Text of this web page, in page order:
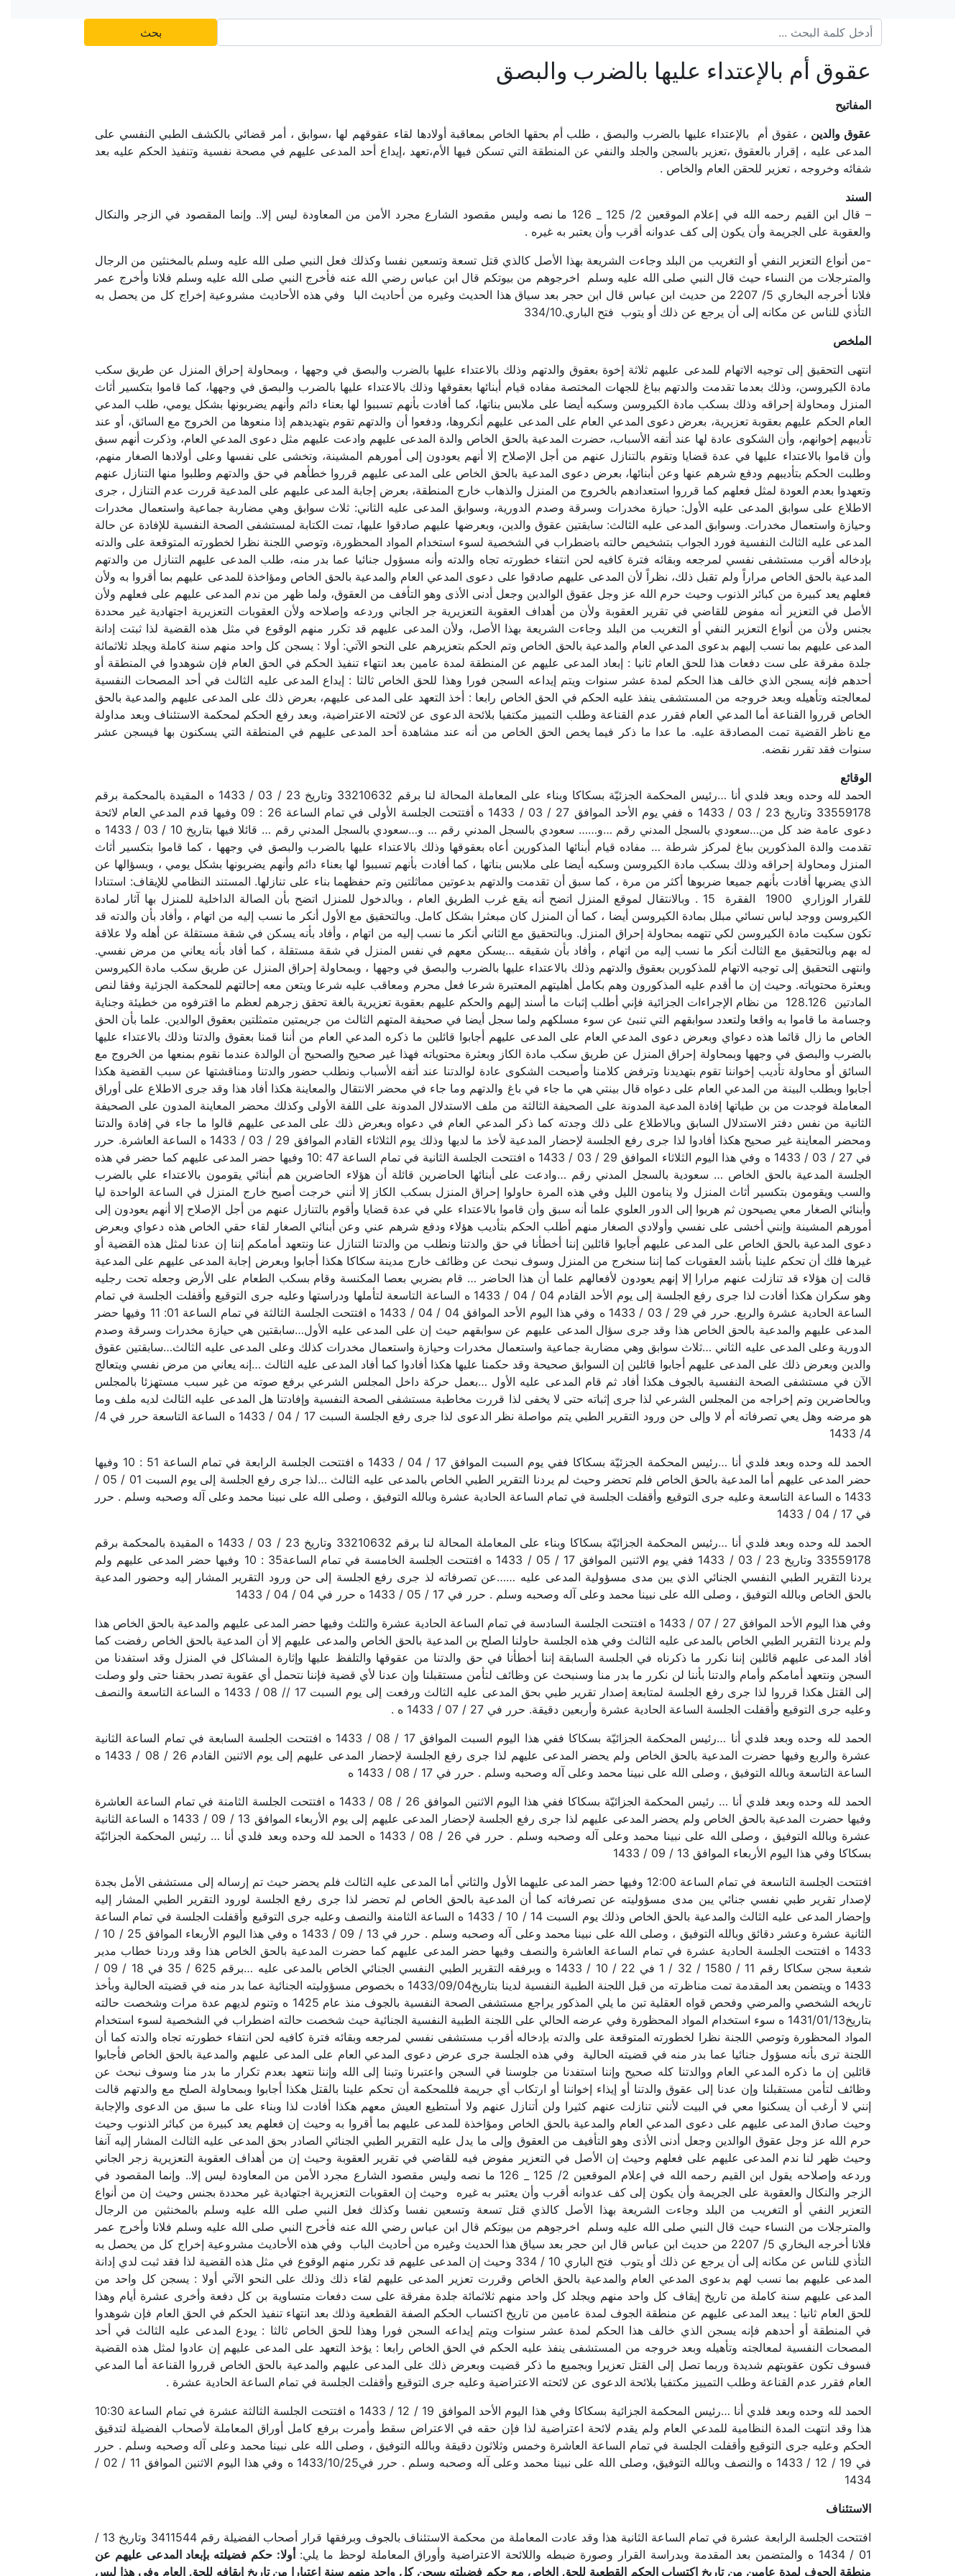
بحث
عقوق أم بالإعتداء عليها بالضرب والبصق
المفاتيح
عقوق والدين ، عقوق أم بالإعتداء عليها بالضرب والبصق ، طلب أم بحقها الخاص بمعاقبة أولادها لقاء عقوقهم لها ،سوابق ، أمر قضائي بالكشف الطبي النفسي على
المدعى عليه ، إقرار بالعقوق ،تعزير بالسجن والجلد والنفي عن المنطقة التي تسكن فيها الأم،تعهد ،إيداع أحد المدعى عليهم في مصحة نفسية وتنفيذ الحكم عليه بعد
شفائه وخروجه ، تعزير للحقن العام والخاص .
السند
– قال ابن القيم رحمه الله في إعلام الموقعين 2/ 125 _ 126 ما نصه وليس مقصود الشارع مجرد الأمن من المعاودة ليس إلا.. وإنما المقصود في الزجر والنكال
والعقوبة على الجريمة وأن يكون إلى كف عدوانه أقرب وأن يعتبر به غيره .
-من أنواع التعزير النفي أو التغريب من البلد وجاءت الشريعة بهذا الأصل كالذي قتل تسعة وتسعين نفسا وكذلك فعل النبي صلى الله عليه وسلم بالمخنثين من الرجال
والمترجلات من النساء حيث قال النبي صلى الله عليه وسلم اخرجوهم من بيوتكم قال ابن عباس رضي الله عنه فأخرج النبي صلى الله عليه وسلم فلانا وأخرج عمر
فلانا أخرجه البخاري 5/ 2207 من حديث ابن عباس قال ابن حجر بعد سياق هذا الحديث وغيره من أحاديث البا وفي هذه الأحاديث مشروعية إخراج كل من يحصل به
التأذي للناس عن مكانه إلى أن يرجع عن ذلك أو يتوب فتح الباري.334/10
الملخص
انتهى التحقيق إلى توجيه الاتهام للمدعى عليهم ثلاثة إخوة بعقوق والدتهم وذلك بالاعتداء عليها بالضرب والبصق في وجهها ، وبمحاولة إحراق المنزل عن طريق سكب
مادة الكيروسن، وذلك بعدما تقدمت والدتهم بباغ للجهات المختصة مفاده قيام أبنائها بعقوقها وذلك بالاعتداء عليها بالضرب والبصق في وجهها، كما قاموا بتكسير أثاث
المنزل ومحاولة إحراقه وذلك بسكب مادة الكيروسن وسكبه أيضا على ملابس بناتها، كما أفادت بأنهم تسببوا لها بعناء دائم وأنهم يضربونها بشكل يومي، طلب المدعي
العام الحكم عليهم بعقوبة تعزيرية، بعرض دعوى المدعي العام على المدعى عليهم أنكروها، ودفعوا أن والدتهم تقوم بتهديدهم إذا منعوها من الخروج مع السائق، أو عند
تأديبهم إخوانهم، وأن الشكوى عادة لها عند أتفه الأسباب، حضرت المدعية بالحق الخاص والدة المدعى عليهم وادعت عليهم مثل دعوى المدعي العام، وذكرت أنهم سبق
وأن قاموا بالاعتداء عليها في عدة قضايا وتقوم بالتنازل عنهم من أجل الإصلاح إلا أنهم يعودون إلى أمورهم المشينة، وتخشى على نفسها وعلى أولادها الصغار منهم،
وطلبت الحكم بتأديبهم ودفع شرهم عنها وعن أبنائها، بعرض دعوى المدعية بالحق الخاص على المدعى عليهم قرروا خطأهم في حق والدتهم وطلبوا منها التنازل عنهم
وتعهدوا بعدم العودة لمثل فعلهم كما قرروا استعدادهم بالخروج من المنزل والذهاب خارج المنطقة، بعرض إجابة المدعى عليهم على المدعية قررت عدم التنازل ، جرى
الاطلاع على سوابق المدعى عليه الأول: حيازة مخدرات وسرقة وصدم الدورية، وسوابق المدعى عليه الثاني: ثلاث سوابق وهي مضاربة جماعية واستعمال مخدرات
وحيازة واستعمال مخدرات. وسوابق المدعى عليه الثالث: سابقتين عقوق والدين، وبعرضها عليهم صادقوا عليها، تمت الكتابة لمستشفى الصحة النفسية للإفادة عن حالة
المدعى عليه الثالث النفسية فورد الجواب بتشخيص حالته باضطراب في الشخصية لسوء استخدام المواد المحظورة، وتوصي اللجنة نظرا لخطورته المتوقعة على والدته
بإدخاله أقرب مستشفى نفسي لمرجعه وبقائه فترة كافيه لحن انتفاء خطورته تجاه والدته وأنه مسؤول جنائيا عما بدر منه، طلب المدعى عليهم التنازل من والدتهم
المدعية بالحق الخاص مراراً ولم تقبل ذلك، نظراً لأن المدعى عليهم صادقوا على دعوى المدعي العام والمدعية بالحق الخاص ومؤاخذة للمدعى عليهم بما أقروا به ولأن
فعلهم يعد كبيرة من كبائر الذنوب وحيث حرم الله عز وجل عقوق الوالدين وجعل أدنى الأذى وهو التأفف من العقوق، ولما ظهر من ندم المدعى عليهم على فعلهم ولأن
الأصل في التعزير أنه مفوض للقاضي في تقرير العقوبة ولأن من أهداف العقوبة التعزيرية جر الجاني وردعه وإصلاحه ولأن العقوبات التعزيرية اجتهادية غير محددة
بجنس ولأن من أنواع التعزير النفي أو التغريب من البلد وجاءت الشريعة بهذا الأصل، ولأن المدعى عليهم قد تكرر منهم الوقوع في مثل هذه القضية لذا ثبتت إدانة
المدعى عليهم بما نسب إليهم بدعوى المدعي العام والمدعية بالحق الخاص وتم الحكم بتعزيرهم على النحو الآتي: أولا : يسجن كل واحد منهم سنة كاملة ويجلد ثلاثمائة
جلدة مفرقة على ست دفعات هذا للحق العام ثانيا : إبعاد المدعى عليهم عن المنطقة لمدة عامين بعد انتهاء تنفيذ الحكم في الحق العام فإن شوهدوا في المنطقة أو
أحدهم فإنه يسجن الذي خالف هذا الحكم لمدة عشر سنوات ويتم إيداعه السجن فورا وهذا للحق الخاص ثالثا : إيداع المدعى عليه الثالث في أحد المصحات النفسية
لمعالجته وتأهيله وبعد خروجه من المستشفى ينفذ عليه الحكم في الحق الخاص رابعا : أخذ التعهد على المدعى عليهم، بعرض ذلك على المدعى عليهم والمدعية بالحق
الخاص قرروا القناعة أما المدعي العام فقرر عدم القناعة وطلب التمييز مكتفيا بلائحة الدعوى عن لائحته الاعتراضية، وبعد رفع الحكم لمحكمة الاستئناف وبعد مداولة
مع ناظر القضية تمت المصادقة عليه. ما عدا ما ذكر فيما يخص الحق الخاص من أنه عند مشاهدة أحد المدعى عليهم في المنطقة التي يسكنون بها فيسجن عشر
سنوات فقد تقرر نقضه.
الوقائع
الحمد لله وحده وبعد فلدي أنا …رئيس المحكمة الجزئيّة بسكاكا وبناء على المعاملة المحالة لنا برقم 33210632 وتاريخ 23 / 03 / 1433 ه المقيدة بالمحكمة برقم
33559178 وتاريخ 23 / 03 / 1433 ه ففي يوم الأحد الموافق 27 / 03 / 1433 ه أفتتحت الجلسة الأولى في تمام الساعة 26 : 09 وفيها قدم المدعي العام لائحة
دعوى عامة ضد كل من…سعودي بالسجل المدني رقم …و…… سعودي بالسجل المدني رقم … و…سعودي بالسجل المدني رقم … قائلا فيها بتاريخ 10 / 03 / 1433 ه
تقدمت والدة المذكورين بباغ لمركز شرطة … مفاده قيام أبنائها المذكورين أعاه بعقوقها وذلك بالاعتداء عليها بالضرب والبصق في وجهها ، كما قاموا بتكسير أثاث
المنزل ومحاولة إحراقه وذلك بسكب مادة الكيروسن وسكبه أيضا على ملابس بناتها ، كما أفادت بأنهم تسببوا لها بعناء دائم وأنهم يضربونها بشكل يومي ، وبسؤالها عن
الذي يضربها أفادت بأنهم جميعا ضربوها أكثر من مرة ، كما سبق أن تقدمت والدتهم بدعوتين مماثلتين وتم حفظهما بناء على تنازلها. المستند النظامي للإيقاف: استنادا
للقرار الوزاري 1900 الفقرة 15 . وبالانتقال لموقع المنزل اتضح أنه يقع غرب الطريق العام ، وبالدخول للمنزل اتضح بأن الصالة الداخلية للمنزل بها آثار لمادة
الكيروسن ووجد لباس نسائي مبلل بمادة الكيروسن أيضا ، كما أن المنزل كان مبعثرا بشكل كامل. وبالتحقيق مع الأول أنكر ما نسب إليه من اتهام ، وأفاد بأن والدته قد
تكون سكبت مادة الكيروسن لكي تتهمه بمحاولة إحراق المنزل. وبالتحقيق مع الثاني أنكر ما نسب إليه من اتهام ، وأفاد بأنه يسكن في شقة مستقلة عن أهله ولا علاقة
له بهم وبالتحقيق مع الثالث أنكر ما نسب إليه من اتهام ، وأفاد بأن شقيقه …يسكن معهم في نفس المنزل في شقة مستقلة ، كما أفاد بأنه يعاني من مرض نفسي.
وانتهى التحقيق إلى توجيه الاتهام للمذكورين بعقوق والدتهم وذلك بالاعتداء عليها بالضرب والبصق في وجهها ، وبمحاولة إحراق المنزل عن طريق سكب مادة الكيروسن
وبعثرة محتوياته. وحيث إن ما أقدم عليه المذكورون وهم بكامل أهليتهم المعتبرة شرعا فعل محرم ومعاقب عليه شرعا ويتعن معه إحالتهم للمحكمة الجزئية وفقا لنص
المادتين 128.126 من نظام الإجراءات الجزائية فإني أطلب إثبات ما أسند إليهم والحكم عليهم بعقوبة تعزيرية بالغة تحقق زجرهم لعظم ما اقترفوه من خطيئة وجناية
وجسامة ما قاموا به واقعا ولتعدد سوابقهم التي تنبئ عن سوء مسلكهم ولما سجل أيضا في صحيفة المتهم الثالث من جريمتين متمثلتين بعقوق الوالدين. علما بأن الحق
الخاص ما زال قائما هذه دعواي وبعرض دعوى المدعي العام على المدعى عليهم أجابوا قائلين ما ذكره المدعي العام من أننا قمنا بعقوق والدتنا وذلك بالاعتداء عليها
بالضرب والبصق في وجهها وبمحاولة إحراق المنزل عن طريق سكب مادة الكاز وبعثرة محتوياته فهذا غير صحيح والصحيح أن الوالدة عندما نقوم بمنعها من الخروج مع
السائق أو محاولة تأديب إخواننا تقوم بتهديدنا وترفض كلامنا وأصبحت الشكوى عادة لوالدتنا عند أتفه الأسباب ونطلب حضور والدتنا ومناقشتها عن سبب القضية هكذا
أجابوا وبطلب البينة من المدعي العام على دعواه قال بينتي هي ما جاء في باغ والدتهم وما جاء في محضر الانتقال والمعاينة هكذا أفاد هذا وقد جرى الاطلاع على أوراق
المعاملة فوجدت من بن طياتها إفادة المدعية المدونة على الصحيفة الثالثة من ملف الاستدلال المدونة على اللفة الأولى وكذلك محضر المعاينة المدون على الصحيفة
الثانية من نفس دفتر الاستدلال السابق وبالاطلاع على ذلك وجدته كما ذكر المدعي العام في دعواه وبعرض ذلك على المدعى عليهم قالوا ما جاء في إفادة والدتنا
ومحضر المعاينة غير صحيح هكذا أفادوا لذا جرى رفع الجلسة لإحضار المدعية لأخذ ما لديها وذلك يوم الثلاثاء القادم الموافق 29 / 03 / 1433 ه الساعة العاشرة. حرر
في 27 / 03 / 1433 ه وفي هذا اليوم الثلاثاء الموافق 29 / 03 / 1433 ه افتتحت الجلسة الثانية في تمام الساعة 47 :10 وفيها حضر المدعى عليهم كما حضر في هذه
الجلسة المدعية بالحق الخاص … سعودية بالسجل المدني رقم …وادعت على أبنائها الحاضرين قائلة أن هؤلاء الحاضرين هم أبنائي يقومون بالاعتداء علي بالضرب
والسب ويقومون بتكسير أثاث المنزل ولا ينامون الليل وفي هذه المرة حاولوا إحراق المنزل بسكب الكاز إلا أنني خرجت أصيح خارج المنزل في الساعة الواحدة ليا
وأبنائي الصغار معي يصيحون ثم هربوا إلى الدور العلوي علما أنه سبق وأن قاموا بالاعتداء علي في عدة قضايا وأقوم بالتنازل عنهم من أجل الإصلاح إلا أنهم يعودون إلى
أمورهم المشينة وإنني أخشى على نفسي وأولادي الصغار منهم أطلب الحكم بتأديب هؤلاء ودفع شرهم عني وعن أبنائي الصغار لقاء حقي الخاص هذه دعواي وبعرض
دعوى المدعية بالحق الخاص على المدعى عليهم أجابوا قائلين إننا أخطأنا في حق والدتنا ونطلب من والدتنا التنازل عنا ونتعهد أمامكم إننا إن عدنا لمثل هذه القضية أو
غيرها فلك أن تحكم علينا بأشد العقوبات كما إننا سنخرج من المنزل وسوف نبحث عن وظائف خارج مدينة سكاكا هكذا أجابوا وبعرض إجابة المدعى عليهم على المدعية
قالت إن هؤلاء قد تنازلت عنهم مرارا إلا إنهم يعودون لأفعالهم علما أن هذا الحاضر … قام بضربي بعصا المكنسة وقام بسكب الطعام على الأرض وجعله تحت رجليه
وهو سكران هكذا أفادت لذا جرى رفع الجلسة إلى يوم الأحد القادم 04 / 04 / 1433 ه الساعة التاسعة لتأملها ودراستها وعليه جرى التوقيع وأقفلت الجلسة في تمام
الساعة الحادية عشرة والربع. حرر في 29 / 03 / 1433 ه وفي هذا اليوم الأحد الموافق 04 / 04 / 1433 ه افتتحت الجلسة الثالثة في تمام الساعة 01: 11 وفيها حضر
المدعى عليهم والمدعية بالحق الخاص هذا وقد جرى سؤال المدعى عليهم عن سوابقهم حيث إن على المدعى عليه الأول…سابقتين هي حيازة مخدرات وسرقة وصدم
الدورية وعلى المدعى عليه الثاني …ثلاث سوابق وهي مضاربة جماعية واستعمال مخدرات وحيازة واستعمال مخدرات كذلك وعلى المدعى عليه الثالث…سابقتين عقوق
والدين وبعرض ذلك على المدعى عليهم أجابوا قائلين إن السوابق صحيحة وقد حكمنا عليها هكذا أفادوا كما أفاد المدعى عليه الثالث …إنه يعاني من مرض نفسي ويتعالج
الآن في مستشفى الصحة النفسية بالجوف هكذا أفاد ثم قام المدعى عليه الأول …بعمل حركة داخل المجلس الشرعي برفع صوته من غير سبب مستهزئا بالمجلس
وبالحاضرين وتم إخراجه من المجلس الشرعي لذا جرى إثباته حتى لا يخفى لذا قررت مخاطبة مستشفى الصحة النفسية وإفادتنا هل المدعى عليه الثالث لديه ملف وما
هو مرضه وهل يعي تصرفاته أم لا وإلى حن ورود التقرير الطبي يتم مواصلة نظر الدعوى لذا جرى رفع الجلسة السبت 17 / 04 / 1433 ه الساعة التاسعة حرر في 4/
4/ 1433
الحمد لله وحده وبعد فلدي أنا …رئيس المحكمة الجزئيّة بسكاكا ففي يوم السبت الموافق 17 / 04 / 1433 ه افتتحت الجلسة الرابعة في تمام الساعة 51 : 10 وفيها
حضر المدعى عليهم أما المدعية بالحق الخاص فلم تحضر وحيث لم يردنا التقرير الطبي الخاص بالمدعى عليه الثالث …لذا جرى رفع الجلسة إلى يوم السبت 01 / 05 /
1433 ه الساعة التاسعة وعليه جرى التوقيع وأقفلت الجلسة في تمام الساعة الحادية عشرة وبالله التوفيق ، وصلى الله على نبينا محمد وعلى آله وصحبه وسلم . حرر
في 17 / 04 / 1433
الحمد لله وحده وبعد فلدي أنا …رئيس المحكمة الجزائيّة بسكاكا وبناء على المعاملة المحالة لنا برقم 33210632 وتاريخ 23 / 03 / 1433 ه المقيدة بالمحكمة برقم
33559178 وتاريخ 23 / 03 / 1433 ففي يوم الاثنين الموافق 17 / 05 / 1433 ه افتتحت الجلسة الخامسة في تمام الساعة35 : 10 وفيها حضر المدعى عليهم ولم
يردنا التقرير الطبي النفسي الجنائي الذي يبن مدى مسؤولية المدعى عليه ……عن تصرفاته لذ جرى رفع الجلسة إلى حن ورود التقرير المشار إليه وحضور المدعية
بالحق الخاص وبالله التوفيق ، وصلى الله على نبينا محمد وعلى آله وصحبه وسلم . حرر في 17 / 05 / 1433 ه حرر في 04 / 04 / 1433
وفي هذا اليوم الأحد الموافق 27 / 07 / 1433 ه افتتحت الجلسة السادسة في تمام الساعة الحادية عشرة والثلث وفيها حضر المدعى عليهم والمدعية بالحق الخاص هذا
ولم يردنا التقرير الطبي الخاص بالمدعى عليه الثالث وفي هذه الجلسة حاولنا الصلح بن المدعية بالحق الخاص والمدعى عليهم إلا أن المدعية بالحق الخاص رفضت كما
أفاد المدعى عليهم قائلين إننا نكرر ما ذكرناه في الجلسة السابقة إننا أخطأنا في حق والدتنا من عقوقها والتلفظ عليها وإثارة المشاكل في المنزل وقد استفدنا من
السجن ونتعهد أمامكم وأمام والدتنا بأننا لن نكرر ما بدر منا وسنبحث عن وظائف لتأمن مستقبلنا وإن عدنا لأي قضية فإننا نتحمل أي عقوبة تصدر بحقنا حتى ولو وصلت
إلى القتل هكذا قرروا لذا جرى رفع الجلسة لمتابعة إصدار تقرير طبي بحق المدعى عليه الثالث ورفعت إلى يوم السبت 17 // 08 / 1433 ه الساعة التاسعة والنصف
وعليه جرى التوقيع وأقفلت الجلسة الساعة الحادية عشرة وأربعين دقيقة. حرر في 27 / 07 / 1433 ه .
الحمد لله وحده وبعد فلدي أنا …رئيس المحكمة الجزائيّة بسكاكا ففي هذا اليوم السبت الموافق 17 / 08 / 1433 ه افتتحت الجلسة السابعة في تمام الساعة الثانية
عشرة والربع وفيها حضرت المدعية بالحق الخاص ولم يحضر المدعى عليهم لذا جرى رفع الجلسة لإحضار المدعى عليهم إلى يوم الاثنين القادم 26 / 08 / 1433 ه
الساعة التاسعة وبالله التوفيق ، وصلى الله على نبينا محمد وعلى آله وصحبه وسلم . حرر في 17 / 08 / 1433 ه
الحمد لله وحده وبعد فلدي أنا … رئيس المحكمة الجزائيّة بسكاكا ففي هذا اليوم الاثنين الموافق 26 / 08 / 1433 ه افتتحت الجلسة الثامنة في تمام الساعة العاشرة
وفيها حضرت المدعية بالحق الخاص ولم يحضر المدعى عليهم لذا جرى رفع الجلسة لإحضار المدعى عليهم إلى يوم الأربعاء الموافق 13 / 09 / 1433 ه الساعة الثانية
عشرة وبالله التوفيق ، وصلى الله على نبينا محمد وعلى آله وصحبه وسلم . حرر في 26 / 08 / 1433 ه الحمد لله وحده وبعد فلدي أنا … رئيس المحكمة الجزائيّة
بسكاكا وفي هذا اليوم الأربعاء الموافق 13 / 09 / 1433
افتتحت الجلسة التاسعة في تمام الساعة 12:00 وفيها حضر المدعى عليهما الأول والثاني أما المدعى عليه الثالث فلم يحضر حيث تم إرساله إلى مستشفى الأمل بجدة
لإصدار تقرير طبي نفسي جنائي يبن مدى مسؤوليته عن تصرفاته كما أن المدعية بالحق الخاص لم تحضر لذا جرى رفع الجلسة لورود التقرير الطبي المشار إليه
وإحضار المدعى عليه الثالث والمدعية بالحق الخاص وذلك يوم السبت 14 / 10 / 1433 ه الساعة الثامنة والنصف وعليه جرى التوقيع وأقفلت الجلسة في تمام الساعة
الثانية عشرة وعشر دقائق وبالله التوفيق ، وصلى الله على نبينا محمد وعلى آله وصحبه وسلم . حرر في 13 / 09 / 1433 ه وفي هذا اليوم الأربعاء الموافق 25 / 10 /
1433 ه افتتحت الجلسة الحادية عشرة في تمام الساعة العاشرة والنصف وفيها حضر المدعى عليهم كما حضرت المدعية بالحق الخاص هذا وقد وردنا خطاب مدير
شعبة سجن سكاكا رقم 11 / 1580 / 32 / 1 في 22 / 10 / 1433 ه وبرفقه التقرير الطبي النفسي الجنائي الخاص بالمدعى عليه …برقم 625 / 35 في 18 / 09 /
1433 ه ويتضمن بعد المقدمة تمت مناظرته من قبل اللجنة الطبية النفسية لدينا بتاريخ1433/09/04 ه بخصوص مسؤوليته الجنائية عما بدر منه في قضيته الحالية وبأخذ
تاريخه الشخصي والمرضي وفحص قواه العقلية تبن ما يلي المذكور يراجع مستشفى الصحة النفسية بالجوف منذ عام 1425 ه وتنوم لديهم عدة مرات وشخصت حالته
بتاريخ1431/01/13 ه سوء استخدام المواد المحظورة وفي عرضه الحالي على اللجنة الطبية النفسية الجنائية حيث شخصت حالته اضطراب في الشخصية لسوء استخدام
المواد المحظورة وتوصي اللجنة نظرا لخطورته المتوقعة على والدته بإدخاله أقرب مستشفى نفسي لمرجعه وبقائه فترة كافيه لحن انتفاء خطورته تجاه والدته كما أن
اللجنة ترى بأنه مسؤول جنائيا عما بدر منه في قضيته الحالية وفي هذه الجلسة جرى عرض دعوى المدعي العام على المدعى عليهم والمدعية بالحق الخاص فأجابوا
قائلين إن ما ذكره المدعي العام ووالدتنا كله صحيح وإننا استفدنا من جلوسنا في السجن واعتبرنا وتبنا إلى الله وإننا نتعهد بعدم تكرار ما بدر منا وسوف نبحث عن
وظائف لتأمن مستقبلنا وإن عدنا إلى عقوق والدتنا أو إيذاء إخواننا أو ارتكاب أي جريمة فللمحكمة أن تحكم علينا بالقتل هكذا أجابوا وبمحاولة الصلح مع والدتهم قالت
إنني لا أرغب أن يسكنوا معي في البيت لأنني تنازلت عنهم كثيرا ولن أتنازل عنهم ولا أستطيع العيش معهم هكذا أفادت لذا وبناء على ما سبق من الدعوى والإجابة
وحيث صادق المدعى عليهم على دعوى المدعي العام والمدعية بالحق الخاص ومؤاخذة للمدعى عليهم بما أقروا به وحيث إن فعلهم يعد كبيرة من كبائر الذنوب وحيث
حرم الله عز وجل عقوق الوالدين وجعل أدنى الأذى وهو التأفيف من العقوق وإلى ما يدل عليه التقرير الطبي الجنائي الصادر بحق المدعى عليه الثالث المشار إليه آنفا
وحيث ظهر لنا ندم المدعى عليهم على فعلهم وحيث إن الأصل في التعزير مفوض فيه للقاضي في تقرير العقوبة وحيث إن من أهداف العقوبة التعزيرية زجر الجاني
وردعه وإصلاحه يقول ابن القيم رحمه الله في إعلام الموقعين 2/ 125 _ 126 ما نصه وليس مقصود الشارع مجرد الأمن من المعاودة ليس إلا.. وإنما المقصود في
الزجر والنكال والعقوبة على الجريمة وأن يكون إلى كف عدوانه أقرب وأن يعتبر به غيره وحيث إن العقوبات التعزيرية اجتهادية غير محددة بجنس وحيث إن من أنواع
التعزير النفي أو التغريب من البلد وجاءت الشريعة بهذا الأصل كالذي قتل تسعة وتسعين نفسا وكذلك فعل النبي صلى الله عليه وسلم بالمخنثين من الرجال
والمترجلات من النساء حيث قال النبي صلى الله عليه وسلم اخرجوهم من بيوتكم قال ابن عباس رضي الله عنه فأخرج النبي صلى الله عليه وسلم فلانا وأخرج عمر
فلانا أخرجه البخاري 5/ 2207 من حديث ابن عباس قال ابن حجر بعد سياق هذا الحديث وغيره من أحاديث الباب وفي هذه الأحاديث مشروعية إخراج كل من يحصل به
التأذي للناس عن مكانه إلى أن يرجع عن ذلك أو يتوب فتح الباري 10 / 334 وحيث إن المدعى عليهم قد تكرر منهم الوقوع في مثل هذه القضية لذا فقد ثبت لدي إدانة
المدعى عليهم بما نسب لهم بدعوى المدعي العام والمدعية بالحق الخاص وقررت تعزير المدعى عليهم لقاء ذلك وذلك على النحو الآتي أولا : يسجن كل واحد من
المدعى عليهم سنة كاملة من تاريخ إيقاف كل واحد منهم ويجلد كل واحد منهم ثلاثمائة جلدة مفرقة على ست دفعات متساوية بن كل دفعة وأخرى عشرة أيام وهذا
للحق العام ثانيا : يبعد المدعى عليهم عن منطقة الجوف لمدة عامين من تاريخ اكتساب الحكم الصفة القطعية وذلك بعد انتهاء تنفيذ الحكم في الحق العام فإن شوهدوا
في المنطقة أو أحدهم فإنه يسجن الذي خالف هذا الحكم لمدة عشر سنوات ويتم إيداعه السجن فورا وهذا للحق الخاص ثالثا : يودع المدعى عليه الثالث في أحد
المصحات النفسية لمعالجته وتأهيله وبعد خروجه من المستشفى ينفذ عليه الحكم في الحق الخاص رابعا : يؤخذ التعهد على المدعى عليهم إن عادوا لمثل هذه القضية
فسوف تكون عقوبتهم شديدة وربما تصل إلى القتل تعزيرا وبجميع ما ذكر قضيت وبعرض ذلك على المدعى عليهم والمدعية بالحق الخاص قرروا القناعة أما المدعي
العام فقرر عدم القناعة وطلب التمييز مكتفيا بلائحة الدعوى عن لائحته الاعتراضية وعليه جرى التوقيع وأقفلت الجلسة في تمام الساعة الحادية عشرة .
الحمد لله وحده وبعد فلدي أنا …رئيس المحكمة الجزائية بسكاكا وفي هذا اليوم الأحد الموافق 19 / 12 / 1433 ه افتتحت الجلسة الثالثة عشرة في تمام الساعة 10:30
هذا وقد انتهت المدة النظامية للمدعي العام ولم يقدم لائحة اعتراضية لذا فإن حقه في الاعتراض سقط وأمرت برفع كامل أوراق المعاملة لأصحاب الفضيلة لتدقيق
الحكم وعليه جرى التوقيع وأقفلت الجلسة في تمام الساعة العاشرة وخمس وثلاثون دقيقة وبالله التوفيق ، وصلى الله على نبينا محمد وعلى آله وصحبه وسلم . حرر
في 19 / 12 / 1433 ه والنصف وبالله التوفيق، وصلى الله على نبينا محمد وعلى آله وصحبه وسلم . حرر في1433/10/25 ه وفي هذا اليوم الاثنين الموافق 11 / 02 /
1434
الاستئناف
افتتحت الجلسة الرابعة عشرة في تمام الساعة الثانية هذا وقد عادت المعاملة من محكمة الاستئناف بالجوف وبرفقها قرار أصحاب الفضيلة رقم 3411544 وتاريخ 13 /
01 / 1434 ه والمتضمن بعد المقدمة وبدراسة القرار وصورة ضبطه واللائحة الاعتراضية وأوراق المعاملة لوحظ ما يلي:
أولا: حكم فضيلته بإبعاد المدعى عليهم عن
منطقة الجوف لمدة عامين من تاريخ اكتساب الحكم القطعية للحق الخاص مع حكم فضيلته بسجن كل واحد منهم سنة اعتبارا من تاريخ إيقافه للحق العام وفي هذا لبس